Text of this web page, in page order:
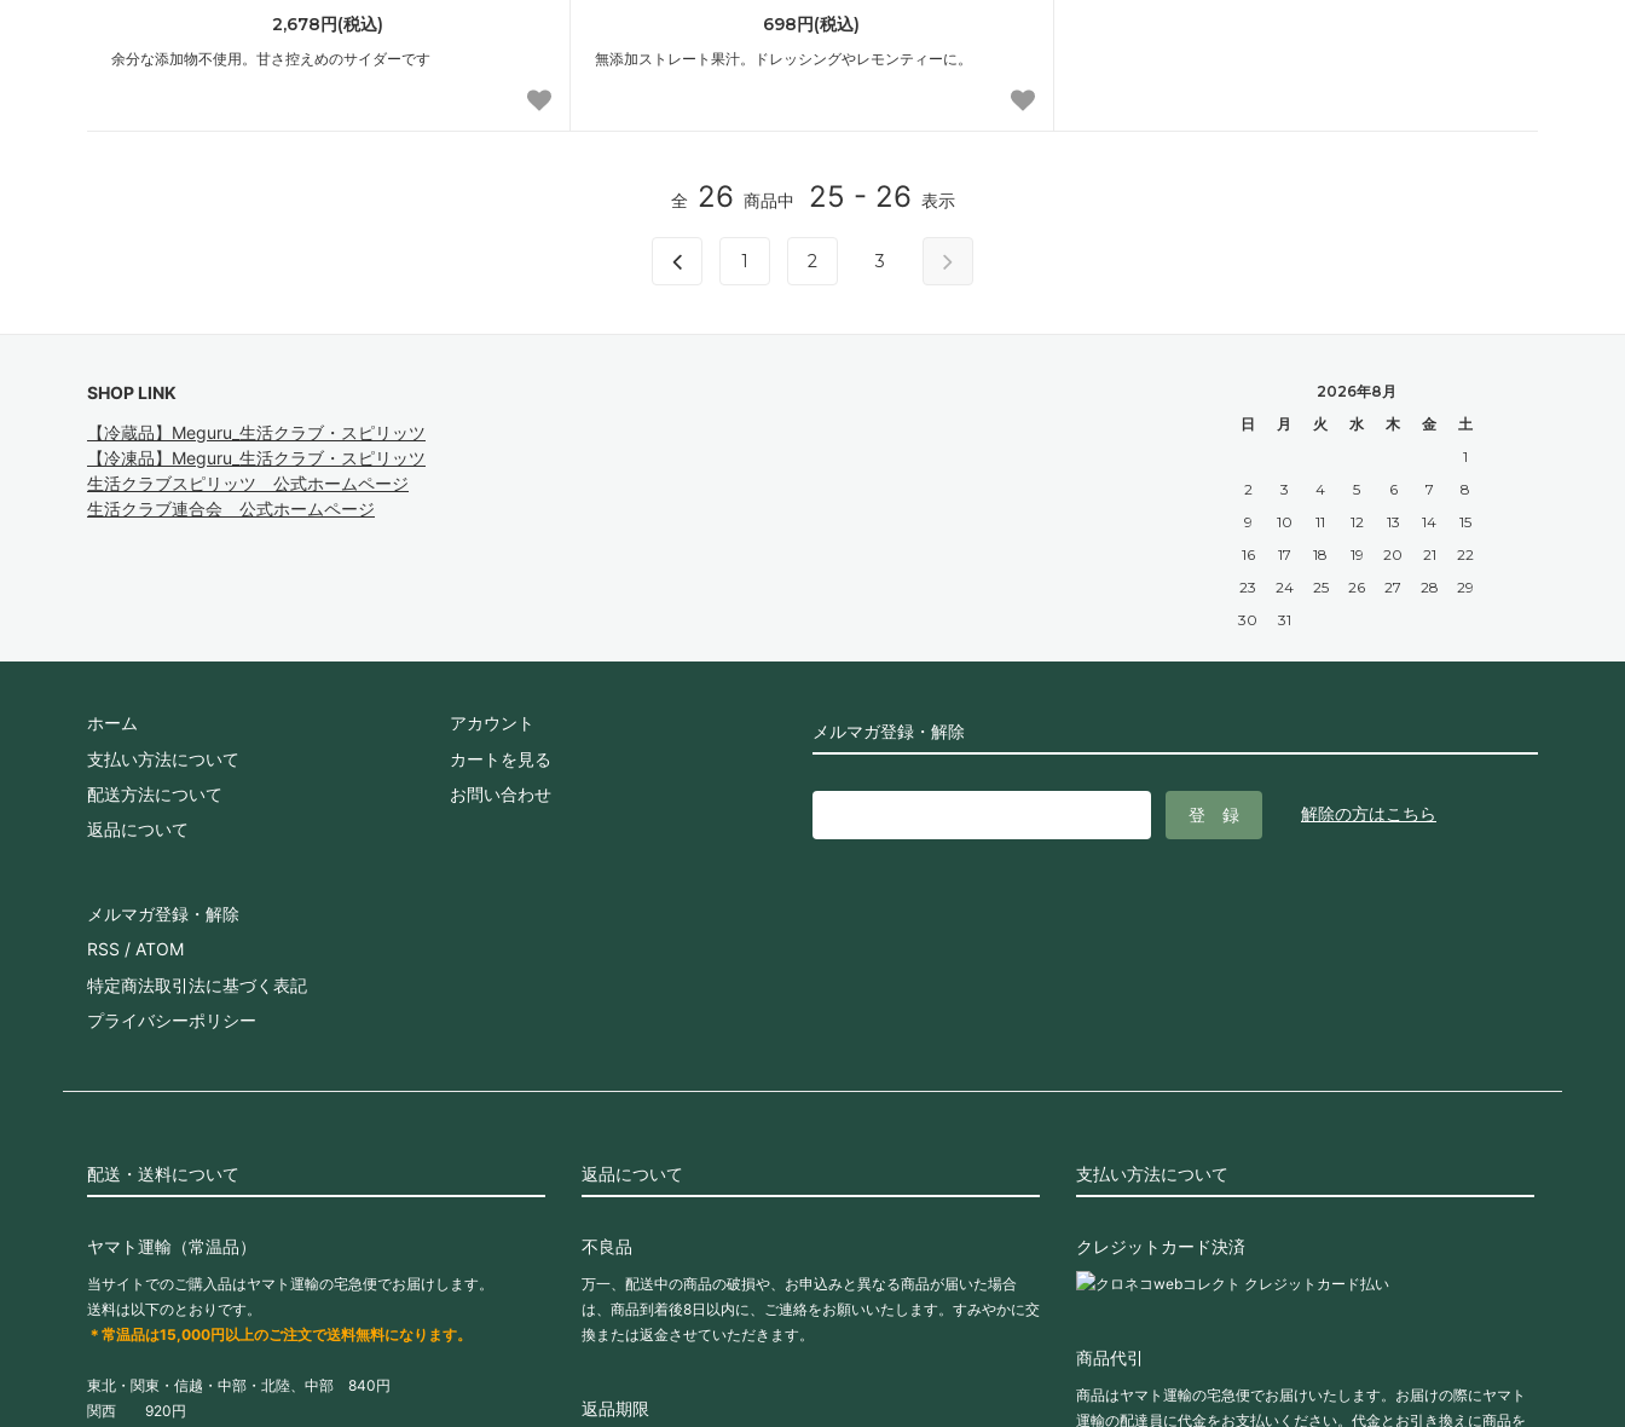
2,678円(税込)
余分な添加物不使用。甘さ控えめのサイダーです
698円(税込)
無添加ストレート果汁。ドレッシングやレモンティーに。
全 26 商品中 25 - 26 表示
1 2 3
SHOP LINK
【冷蔵品】Meguru_生活クラブ・スピリッツ
【冷凍品】Meguru_生活クラブ・スピリッツ
生活クラブスピリッツ 公式ホームページ
生活クラブ連合会 公式ホームページ
2026年8月
日
月 火 水 木 金
土
1
2
3 4 5 6 7
8
9
10 11 12 13 14
15
16
17 18 19 20 21
22
23
24 25 26 27 28
29
30
31
メルマガ登録・解除
解除の方はこちら
ホーム
支払い方法について
配送方法について
返品について
アカウント
カートを見る
お問い合わせ
メルマガ登録・解除
RSS / ATOM
特定商法取引法に基づく表記
プライバシーポリシー
配送・送料について
ヤマト運輸（常温品）
当サイトでのご購入品はヤマト運輸の宅急便でお届けします。
送料は以下のとおりです。
＊常温品は15,000円以上のご注文で送料無料になります。
東北・関東・信越・中部・北陸、中部 840円
関西 920円
返品について
不良品
万一、配送中の商品の破損や、お申込みと異なる商品が届いた場合
は、商品到着後8日以内に、ご連絡をお願いいたします。すみやかに交
換または返金させていただきます。
返品期限
支払い方法について
クレジットカード決済
商品代引
商品はヤマト運輸の宅急便でお届けいたします。お届けの際にヤマト
運輸の配達員に代金をお支払いください。代金とお引き換えに商品を